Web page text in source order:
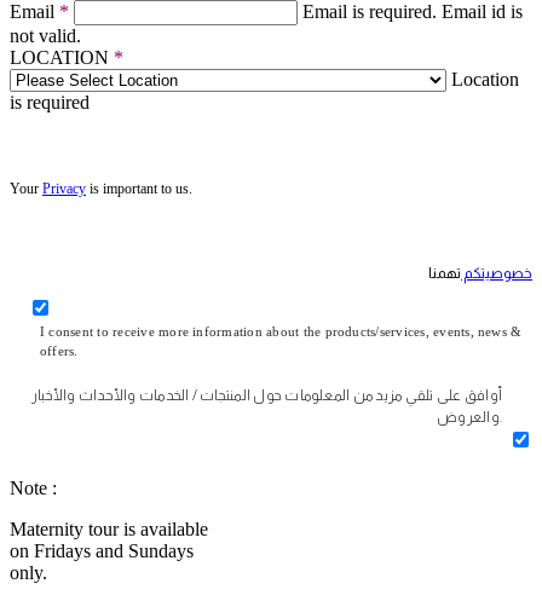
Email * Email is required. Email id is
not valid.
LOCATION *
Location
is required
Your Privacy is important to us.
خصوصيتكم تهمنا
I consent to receive more information about the products/services, events, news &
offers.
أوافق على تلقي مزيد من المعلومات حول المنتجات / الخدمات والأحداث والأخبار
والعروض.
Note :
Maternity tour is available
on Fridays and Sundays
only.